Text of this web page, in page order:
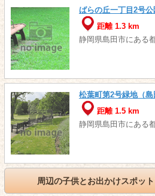
ばらの丘一丁目2号公
距離 1.3 km
静岡県島田市にある
松葉町第2号緑地（島
距離 1.5 km
静岡県島田市にある
周辺の子供とお出かけスポッ